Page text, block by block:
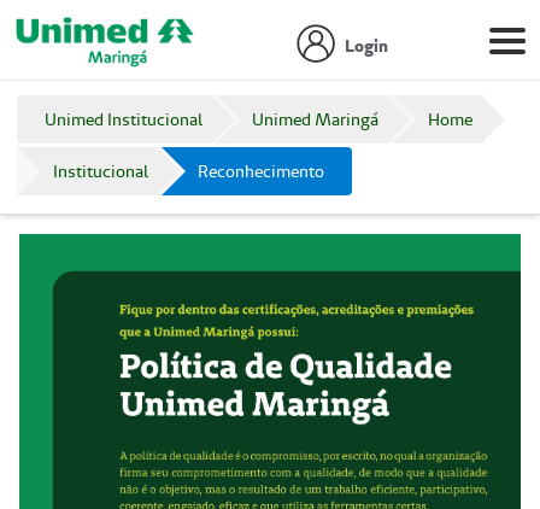
Login
Unimed Institucional Unimed Maringá Home
Institucional Reconhecimento